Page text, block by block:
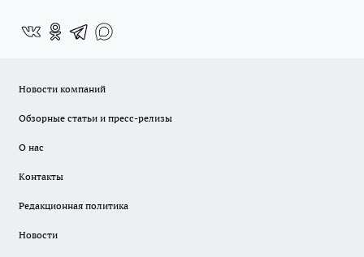
Новости компаний
Обзорные статьи и пресс-релизы
О нас
Контакты
Редакционная политика
Новости